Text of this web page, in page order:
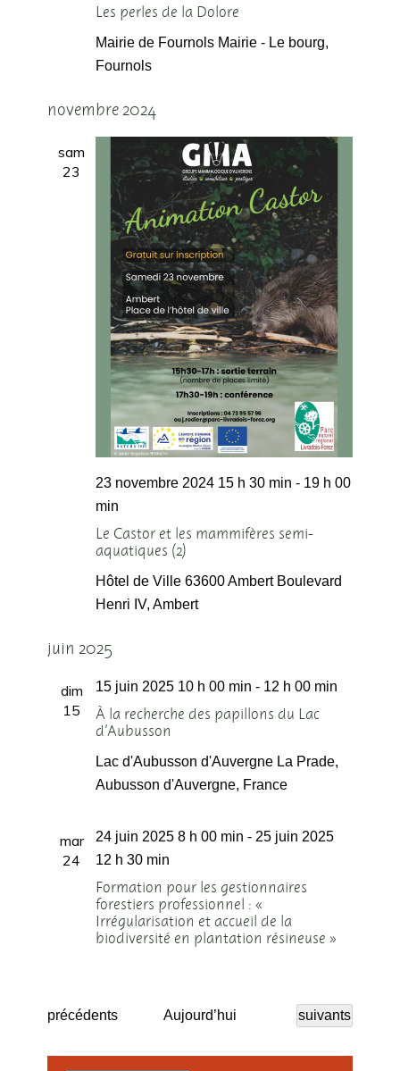
Les perles de la Dolore
Mairie de Fournols Mairie - Le bourg,
Fournols
novembre 2024
sam
23
Le Castor et les mammifères semi-
aquatiques (2)
23 novembre 2024 15 h 30 min - 19 h 00
min
Hôtel de Ville 63600 Ambert Boulevard
Henri IV, Ambert
juin 2025
dim
15
À la recherche des papillons du Lac
d’Aubusson
15 juin 2025 10 h 00 min - 12 h 00 min
Lac d'Aubusson d'Auvergne La Prade,
Aubusson d'Auvergne, France
mar
24
Formation pour les gestionnaires
forestiers professionnel : «
Irrégularisation et accueil de la
biodiversité en plantation résineuse »
24 juin 2025 8 h 00 min - 25 juin 2025
12 h 30 min
Évènements
précédents Aujourd’hui Évènements
suivants